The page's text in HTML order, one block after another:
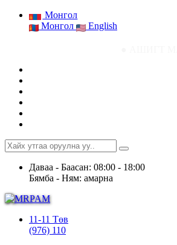
Монгол
Монгол
English
Даваа - Баасан: 08:00 - 18:00
Бямба - Ням: амарна
11-11 Төв
(976) 110